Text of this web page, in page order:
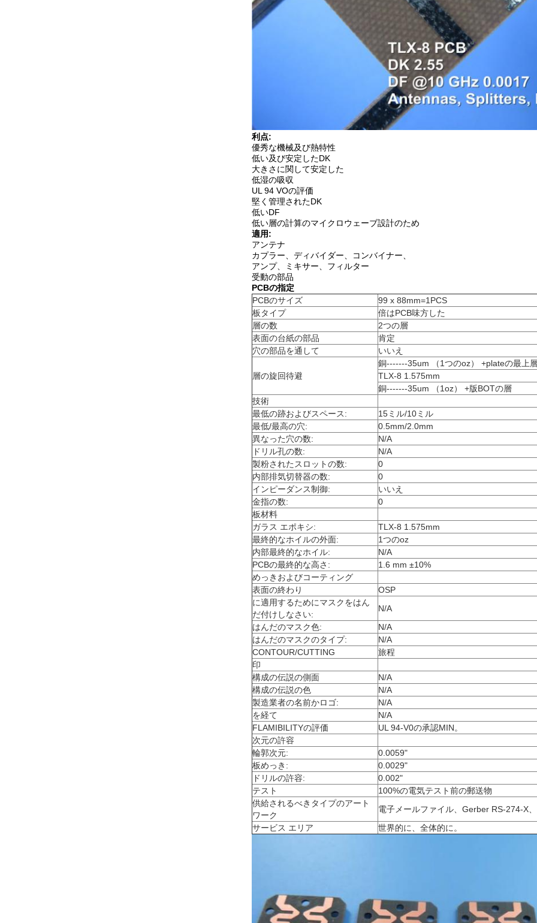
利点:
優秀な機械及び熱特性
低い及び安定したDK
大きさに関して安定した
低湿の吸収
UL 94 VOの評価
堅く管理されたDK
低いDF
低い層の計算のマイクロウェーブ設計のため
適用:
アンテナ
カプラー、ディバイダー、コンバイナー、
アンプ、ミキサー、フィルター
受動の部品
PCBの指定
PCBのサイズ
99 x 88mm=1PCS
板タイプ
倍はPCB味方した
層の数
2つの層
表面の台紙の部品
肯定
穴の部品を通して
いいえ
層の旋回待避
銅-------35um （1つのoz） +plateの最上
TLX-8 1.575mm
銅-------35um （1oz） +版BOTの層
技術
最低の跡およびスペース:
15ミル/10ミル
最低/最高の穴:
0.5mm/2.0mm
異なった穴の数:
N/A
ドリル孔の数:
N/A
製粉されたスロットの数:
0
内部排気切替器の数:
0
インピーダンス制御:
いいえ
金指の数:
0
板材料
ガラス エポキシ:
TLX-8 1.575mm
最終的なホイルの外面:
1つのoz
内部最終的なホイル:
N/A
PCBの最終的な高さ:
1.6 mm ±10%
めっきおよびコーティング
表面の終わり
OSP
に適用するためにマスクをはん
だ付けしなさい:
N/A
はんだのマスク色:
N/A
はんだのマスクのタイプ:
N/A
CONTOUR/CUTTING
旅程
印
構成の伝説の側面
N/A
構成の伝説の色
N/A
製造業者の名前かロゴ:
N/A
を経て
N/A
FLAMIBILITYの評価
UL 94-V0の承認MIN。
次元の許容
輪郭次元:
0.0059"
板めっき:
0.0029"
ドリルの許容:
0.002"
テスト
100%の電気テスト前の郵送物
供給されるべきタイプのアート
ワーク
電子メールファイル、Gerber RS-274-X
サービス エリア
世界的に、全体的に。